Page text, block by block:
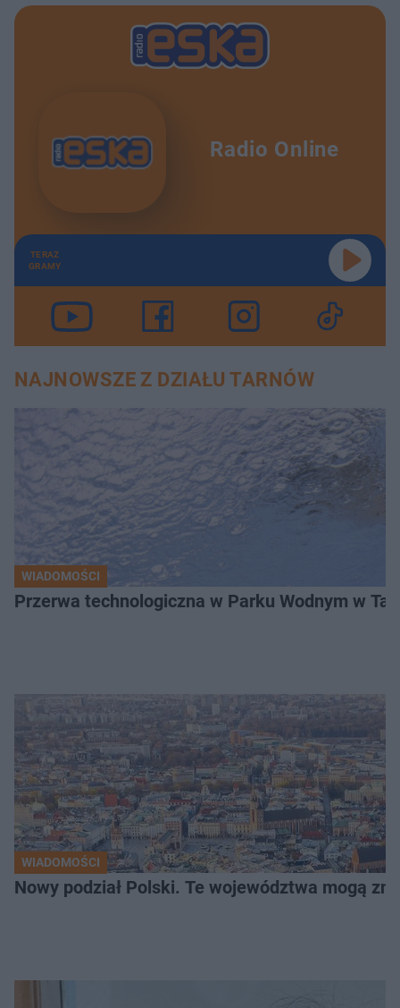
Radio Online
TERAZ
GRAMY
NAJNOWSZE Z DZIAŁU TARNÓW
WIADOMOŚCI
Przerwa technologiczna w Parku Wodnym w
WIADOMOŚCI
Nowy podział Polski. Te województwa mogą